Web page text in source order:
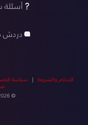
أسئلة
دردش
الأحكام والشروط | سياسة
© OSN 2026 جميع الحقوق محفوظة